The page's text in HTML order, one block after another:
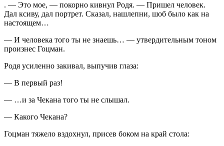
. — Это мое, — покорно кивнул Родя. — Пришел человек.
Дал ксиву, дал портрет. Сказал, нашлепни, шоб было как на
настоящем…
— И человека того ты не знаешь… — утвердительным тоном
произнес Гоцман.
Родя усиленно закивал, выпучив глаза:
— В первый раз!
— …и за Чекана того ты не слышал.
— Какого Чекана?
Гоцман тяжело вздохнул, присев боком на край стола: